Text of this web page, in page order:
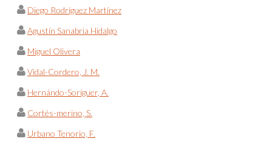
Diego Rodríguez Martínez
Agustín Sanabria Hidalgo
Miguel Olivera
Vidal-Cordero, J. M.
Hernándo-Soriguer, A.
Cortés-merino, S.
Urbano Tenorio, F.